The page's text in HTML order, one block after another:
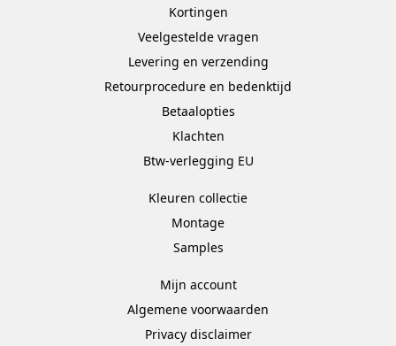
Kortingen
Veelgestelde vragen
Levering en verzending
Retourprocedure en bedenktijd
Betaalopties
Klachten
Btw-verlegging EU
Kleuren collectie
Montage
Samples
Mijn account
Algemene voorwaarden
Privacy disclaimer